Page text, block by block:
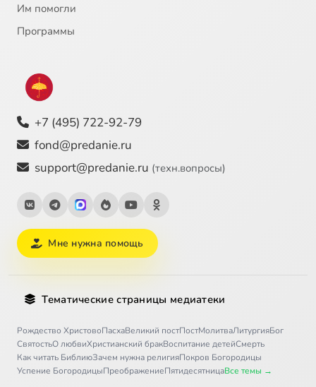
Им помогли
Программы
+7 (495) 722-92-79
fond@predanie.ru
support@predanie.ru (техн.вопросы)
Мне нужна помощь
Тематические страницы медиатеки
Рождество ХристовоПасхаВеликий постПостМолитваЛитургияБог
СвятостьО любвиХристианский бракВоспитание детейСмерть
Как читать БиблиюЗачем нужна религияПокров Богородицы
Успение БогородицыПреображениеПятидесятницаВсе темы →